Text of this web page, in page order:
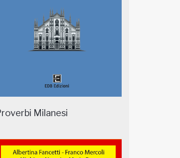
Milanesi